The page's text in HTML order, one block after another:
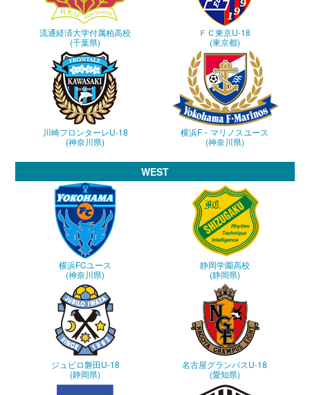
流通経済大学付属柏高校
(千葉県)
ＦＣ東京U-18
(東京都)
川崎フロンターレU-18
(神奈川県)
横浜F・マリノスユース
(神奈川県)
WEST
横浜FCユース
(神奈川県)
静岡学園高校
(静岡県)
ジュビロ磐田U-18
(静岡県)
名古屋グランパスU-18
(愛知県)